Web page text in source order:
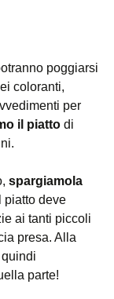
poggiarsi
coloranti,
per
il piatto di
spargiamola
piatto deve
ai tanti piccoli
presa. Alla
parte!